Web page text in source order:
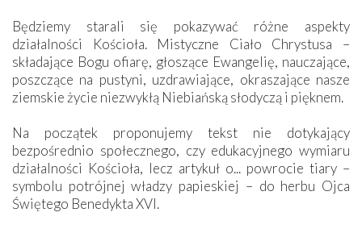
Będziemy starali się pokazywać różne aspekty
działalności Kościoła. Mistyczne Ciało Chrystusa –
składające Bogu ofiarę, głoszące Ewangelię, nauczające,
poszczące na pustyni, uzdrawiające, okraszające nasze
ziemskie życie niezwykłą Niebiańską słodyczą i pięknem.
Na początek proponujemy tekst nie dotykający
bezpośrednio społecznego, czy edukacyjnego wymiaru
działalności Kościoła, lecz artykuł o... powrocie tiary –
symbolu potrójnej władzy papieskiej – do herbu Ojca
Świętego Benedykta XVI.